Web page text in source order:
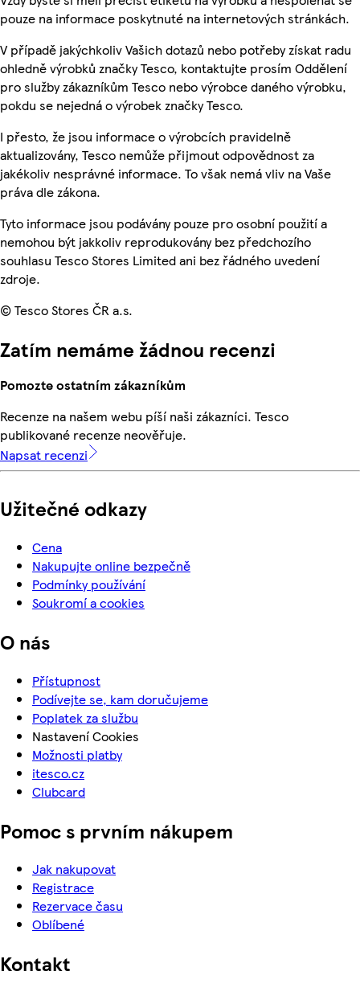
pouze na informace poskytnuté na internetových stránkách.
V případě jakýchkoliv Vašich dotazů nebo potřeby získat radu
ohledně výrobků značky Tesco, kontaktujte prosím Oddělení
pro služby zákazníkům Tesco nebo výrobce daného výrobku,
pokdu se nejedná o výrobek značky Tesco.
I přesto, že jsou informace o výrobcích pravidelně
aktualizovány, Tesco nemůže přijmout odpovědnost za
jakékoliv nesprávné informace. To však nemá vliv na Vaše
práva dle zákona.
Tyto informace jsou podávány pouze pro osobní použití a
nemohou být jakkoliv reprodukovány bez předchozího
souhlasu Tesco Stores Limited ani bez řádného uvedení
zdroje.
© Tesco Stores ČR a.s.
Zatím nemáme žádnou recenzi
Pomozte ostatním zákazníkům
Recenze na našem webu píší naši zákazníci. Tesco
publikované recenze neověřuje.
Napsat recenzi
Užitečné odkazy
Cena
Nakupujte online bezpečně
Podmínky používání
Soukromí a cookies
O nás
Přístupnost
Podívejte se, kam doručujeme
Poplatek za službu
Nastavení Cookies
Možnosti platby
itesco.cz
Clubcard
Pomoc s prvním nákupem
Jak nakupovat
Registrace
Rezervace času
Oblíbené
Kontakt